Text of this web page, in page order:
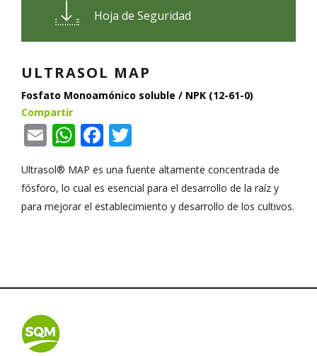
Hoja de Seguridad
ULTRASOL MAP
Fosfato Monoamónico soluble / NPK (12-61-0)
Compartir
EmailWhatsApp
Facebook
Ultrasol® MAP es una fuente altamente concentrada de
fósforo, lo cual es esencial para el desarrollo de la raíz y
para mejorar el establecimiento y desarrollo de los cultivos.